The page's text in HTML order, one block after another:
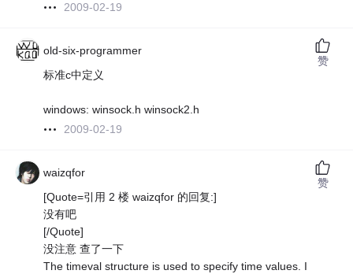
2009-02-19
old-six-programmer
标准c中定义
windows: winsock.h winsock2.h
2009-02-19
赞
waizqfor
[Quote=引用 2 楼 waizqfor 的回复:]
没有吧
[/Quote]
没注意 查了一下
The timeval structure is used to specify time values. I
赞